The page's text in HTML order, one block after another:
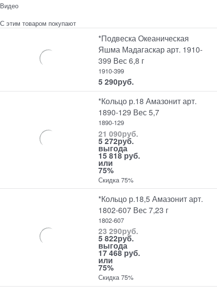
Видео
С этим товаром покупают
*Подвеска Океаническая
Яшма Мадагаскар арт. 1910-
399 Вес 6,8 г
1910-399
5 290руб.
*Кольцо р.18 Амазонит арт.
1890-129 Вес 5,7
1890-129
21 090руб.
5 272руб.
выгода
15 818 руб.
или
75%
Скидка 75%
*Кольцо р.18,5 Амазонит арт.
1802-607 Вес 7,23 г
1802-607
23 290руб.
5 822руб.
выгода
17 468 руб.
или
75%
Скидка 75%